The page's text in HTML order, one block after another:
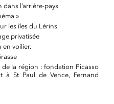
l’arrière-pays
»
les îles du Lérins
privatisée
en voilier.
la région : fondation Picasso
à St Paul de Vence, Fernand